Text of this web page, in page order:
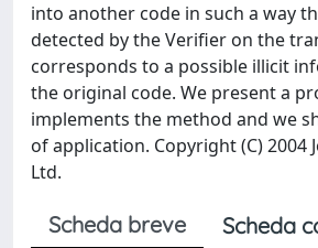
into another code in such a way
detected by the Verifier on the
corresponds to a possible illicit
the original code. We present a
implements the method and we
of application. Copyright (C) 2004
Ltd.
Scheda breve
Scheda